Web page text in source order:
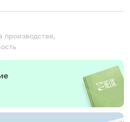
производстве,